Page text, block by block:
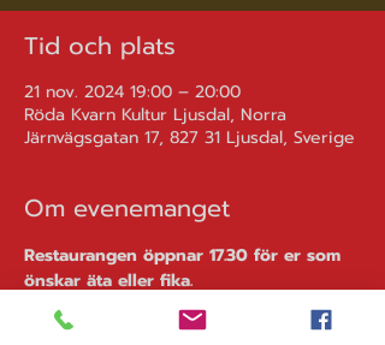
Tid och plats
21 nov. 2024 19:00 – 20:00
Röda Kvarn Kultur Ljusdal, Norra
Järnvägsgatan 17, 827 31 Ljusdal, Sverige
Om evenemanget
Restaurangen öppnar 17.30 för er som
önskar äta eller fika.
Meny
(förbeställ gärna)
Varmrökt lax med krämig